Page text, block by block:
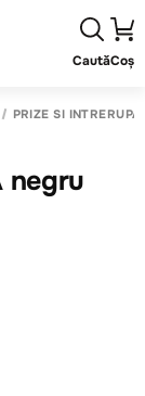
CautăCoș
PRIZE SI
negru